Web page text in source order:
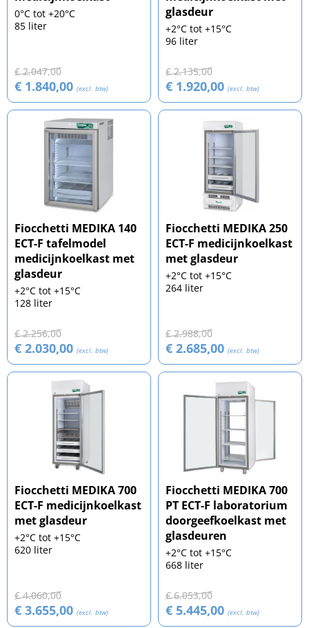
0°C tot +20°C
85 liter
€ 2.047,00
€ 1.840,00 (excl. btw)
glasdeur
+2°C tot +15°C
96 liter
€ 2.135,00
€ 1.920,00 (excl. btw)
Fiocchetti MEDIKA 140
ECT-F tafelmodel
medicijnkoelkast met
glasdeur
+2°C tot +15°C
128 liter
€ 2.256,00
€ 2.030,00 (excl. btw)
Fiocchetti MEDIKA 250
ECT-F medicijnkoelkast
met glasdeur
+2°C tot +15°C
264 liter
€ 2.988,00
€ 2.685,00 (excl. btw)
Fiocchetti MEDIKA 700
ECT-F medicijnkoelkast
met glasdeur
+2°C tot +15°C
620 liter
€ 4.060,00
€ 3.655,00 (excl. btw)
Fiocchetti MEDIKA 700
PT ECT-F laboratorium
doorgeefkoelkast met
glasdeuren
+2°C tot +15°C
668 liter
€ 6.053,00
€ 5.445,00 (excl. btw)